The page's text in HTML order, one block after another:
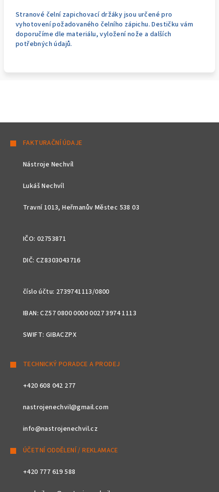
Stranové čelní zapichovací držáky jsou určené pro
vyhotovení požadovaného čelního zápichu. Destičku vám
doporučíme dle materiálu, vyložení nože a dalších
potřebných údajů.
FAKTURAČNÍ ÚDAJE
Nástroje Nechvíl
Lukáš Nechvíl
Travní 1013, Heřmanův Městec 538 03
IČO: 02753871
DIČ: CZ8303043716
číslo účtu: 2739741113/0800
IBAN: CZ57 0800 0000 0027 3974 1113
SWIFT: GIBACZPX
TECHNICKÝ PORADCE A PRODEJ
+420 608 042 277
nastrojenechvil@gmail.com
info@nastrojenechvil.cz
ÚČETNÍ ODDĚLENÍ / REKLAMACE
+420 777 619 588